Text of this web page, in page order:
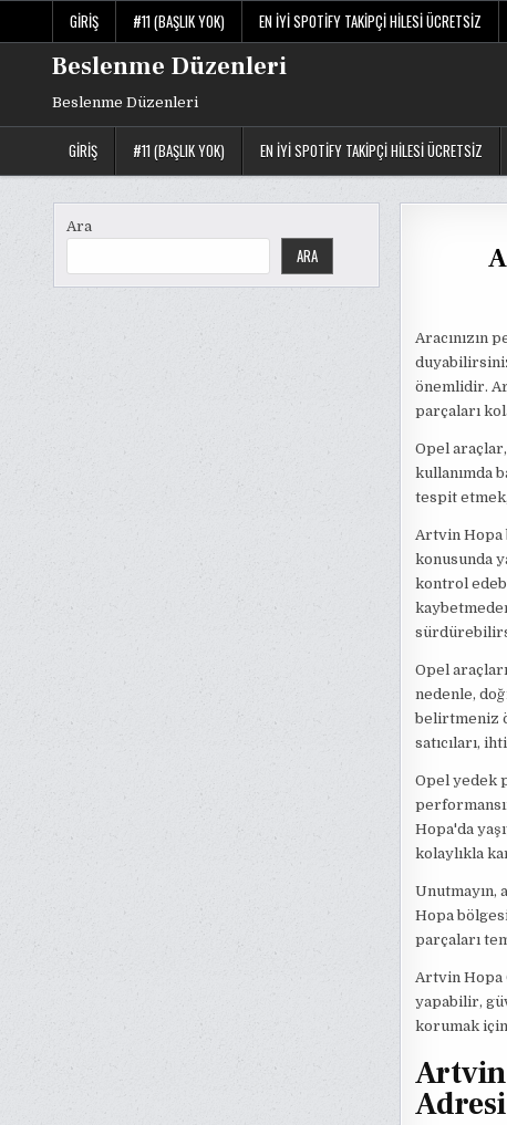
content
GIRIŞ #11 (BAŞLIK YOK) EN İYI SPOTIFY TAKIPÇI HILESI ÜCRETSIZ
Beslenme Düzenleri
Beslenme Düzenleri
GIRIŞ #11 (BAŞLIK YOK) EN İYI SPOTIFY TAKIPÇI HILESI ÜCRETSIZ
Ara
ARA
Aracınızın
önemlidir.
parçaları
Opel
kullanımda
tespit etmek,
Artvin Hopa
konusunda
kontrol
Opel
nedenle,
belirtmeniz
satıcıları,
Opel yedek
Hopa'da
kolaylıkla
Unutmayın,
Hopa
parçaları
Artvin Hopa
yapabilir,
korumak
Artvin